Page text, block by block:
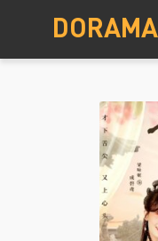
DORAMA
Авторизация